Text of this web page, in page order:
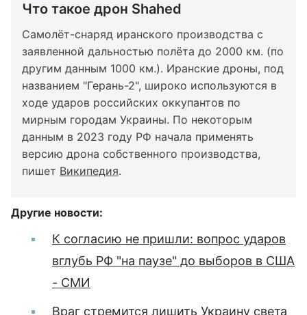
Что такое дрон Shahed
Самолёт-снаряд иранского производства с
заявленной дальностью полёта до 2000 км. (по
другим данным 1000 км.). Иранские дроны, под
названием "Герань-2", широко используются в
ходе ударов российских оккупантов по
мирным городам Украины. По некоторым
данным в 2023 году РФ начала применять
версию дрона собственного производства,
пишет Википедия.
Другие новости:
К согласию не пришли: вопрос ударов
вглубь РФ "на паузе" до выборов в США
- СМИ
Враг стремится лишить Украину света